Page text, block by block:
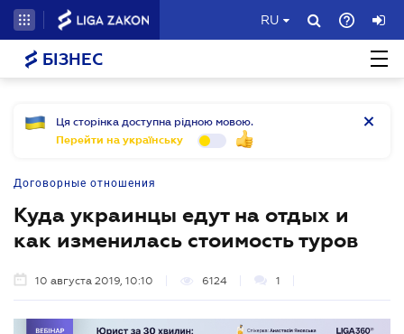
RU
БІЗНЕС
Ця сторінка доступна рідною мовою.
Перейти на українську
Договорные отношения
Куда украинцы едут на отдых и
как изменилась стоимость туров
10 августа 2019, 10:10 6124 1